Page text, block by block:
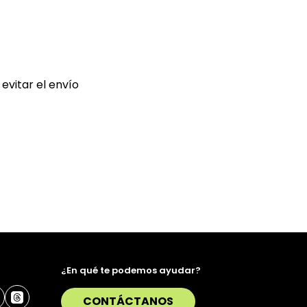
el envío
¿En qué te podemos ayudar?
CONTÁCTANOS